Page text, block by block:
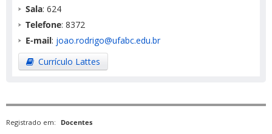
Sala: 624
Telefone: 8372
E-mail: joao.rodrigo@ufabc.edu.br
Currículo Lattes
Registrado em: Docentes